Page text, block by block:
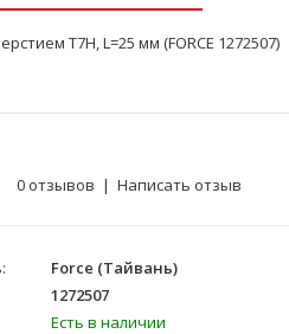
Т7Н, L=25 мм (FORCE 1272507)
0 отзывов | Написать отзыв
Force (Тайвань)
1272507
Есть в наличии